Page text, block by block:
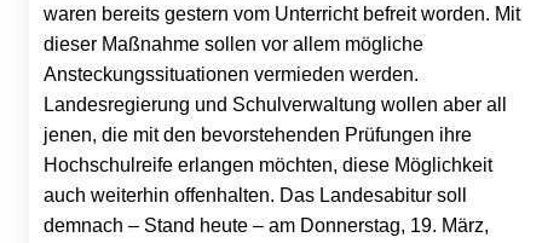
waren bereits gestern vom Unterricht befreit worden. Mit
dieser Maßnahme sollen vor allem mögliche
Ansteckungssituationen vermieden werden.
Landesregierung und Schulverwaltung wollen aber all
jenen, die mit den bevorstehenden Prüfungen ihre
Hochschulreife erlangen möchten, diese Möglichkeit
auch weiterhin offenhalten. Das Landesabitur soll
demnach – Stand heute – am Donnerstag, 19. März,